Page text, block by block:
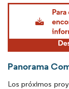
Imagen © Mordor
Panorama
Los próximos